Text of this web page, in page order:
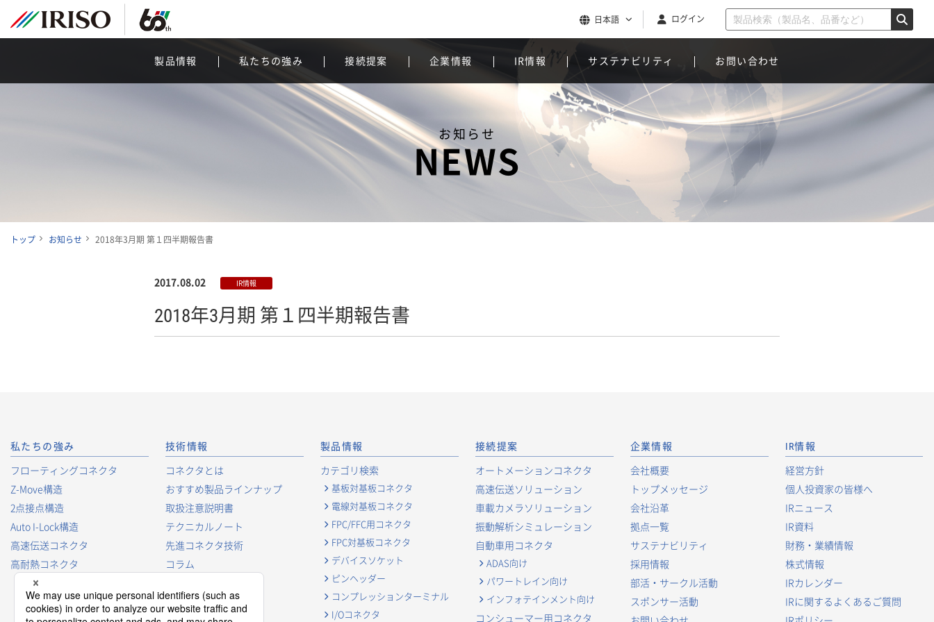
日本語 ログイン
製品情報 私たちの強み 接続提案 企業情報 IR情報 サステナビリティ お問い合わせ
お知らせ
NEWS
トップ お知らせ 2018年3月期 第１四半期報告書
2017.08.02 IR情報
2018年3月期 第１四半期報告書
私たちの強み
フローティングコネクタ
Z-Move構造
2点接点構造
Auto I-Lock構造
高速伝送コネクタ
高耐熱コネクタ
技術情報
コネクタとは
おすすめ製品ラインナップ
取扱注意説明書
テクニカルノート
先進コネクタ技術
コラム
コネクタ用語集
製品情報
カテゴリ検索
基板対基板コネクタ
電線対基板コネクタ
FPC/FFC用コネクタ
FPC対基板コネクタ
デバイスソケット
ピンヘッダー
コンプレッションターミナル
I/Oコネクタ
接続提案
オートメーションコネクタ
高速伝送ソリューション
車載カメラソリューション
振動解析シミュレーション
自動車用コネクタ
ADAS向け
パワートレイン向け
インフォテインメント向け
コンシューマー用コネクタ
企業情報
会社概要
トップメッセージ
会社沿革
拠点一覧
サステナビリティ
採用情報
部活・サークル活動
スポンサー活動
IR情報
経営方針
個人投資家の皆様へ
IRニュース
IR資料
財務・業績情報
株式情報
IRカレンダー
IRに関するよくあるご質問